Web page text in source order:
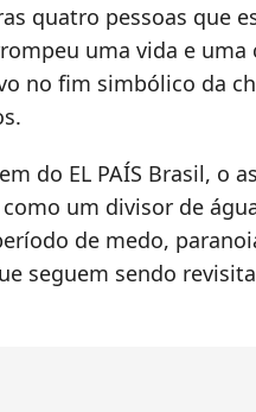
quatro pessoas que
uma vida e uma
no fim simbólico da
do EL PAÍS Brasil, o
um divisor de
de medo,
seguem sendo